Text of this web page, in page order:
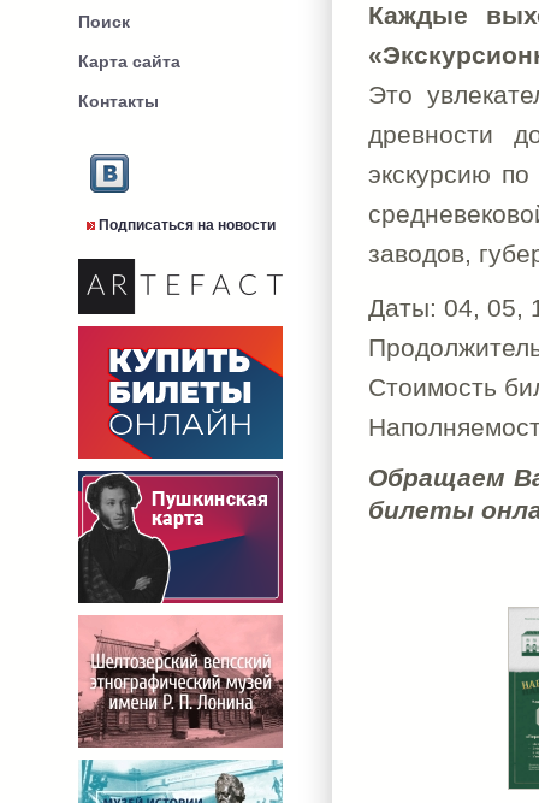
Поиск
Карта сайта
Контакты
Подписаться на новости
Каждые
Это
древности
экскурсию
заводов,
Даты: 04, 05,
Стоимость
Обращаем
билеты